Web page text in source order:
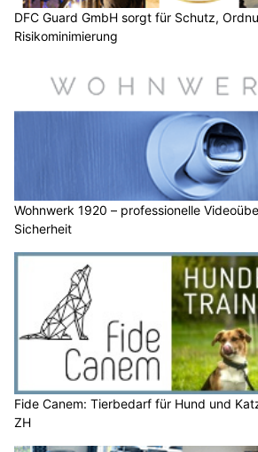
DFC Guard GmbH sorgt für Schutz,
Risikominimierung
Wohnwerk 1920 – professionelle
Sicherheit
Fide Canem: Tierbedarf für Hund und
ZH